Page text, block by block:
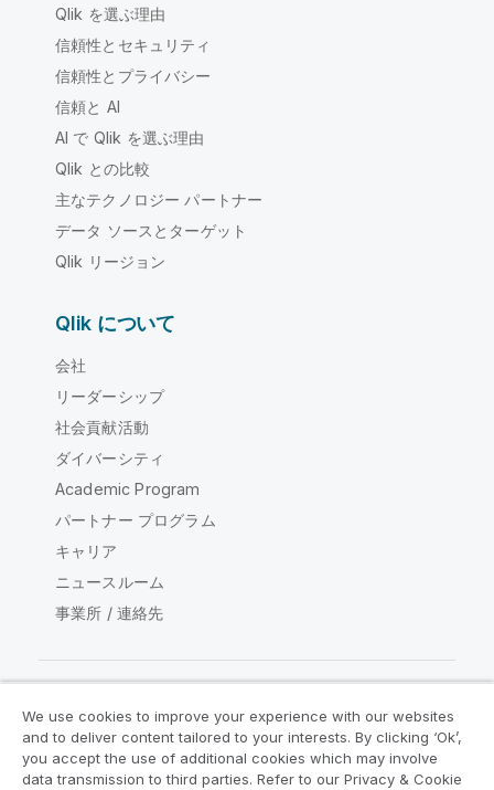
Qlik を選ぶ理由
信頼性とセキュリティ
信頼性とプライバシー
信頼と AI
AI で Qlik を選ぶ理由
Qlik との比較
主なテクノロジー パートナー
データ ソースとターゲット
Qlik リージョン
Qlik について
会社
リーダーシップ
社会貢献活動
ダイバーシティ
Academic Program
パートナー プログラム
キャリア
ニュースルーム
事業所 / 連絡先
Qlik コミュニティ
法的契約 製品規約 Legal Policies
We use cookies to improve your experience with our websites
and to deliver content tailored to your interests. By clicking ‘Ok’,
you accept the use of additional cookies which may involve
data transmission to third parties. Refer to our Privacy & Cookie